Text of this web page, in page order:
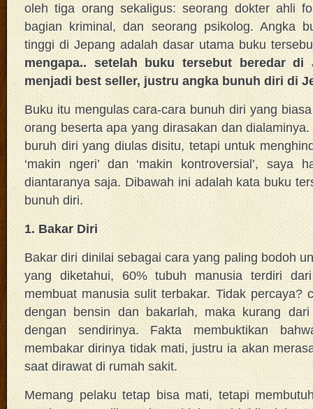
oleh tiga orang sekaligus: seorang dokter ahli
bagian kriminal, dan seorang psikolog. Angka
tinggi di Jepang adalah dasar utama buku
mengapa.. setelah buku tersebut beredar di
menjadi best seller, justru angka bunuh diri di
Buku itu mengulas cara-cara bunuh diri yang
orang beserta apa yang dirasakan dan dialaminya.
buruh diri yang diulas disitu, tetapi untuk
‘makin ngeri’ dan ‘makin kontroversial’, saya
diantaranya saja. Dibawah ini adalah kata buku
bunuh diri.
1. Bakar Diri
Bakar diri dinilai sebagai cara yang paling bodoh
yang diketahui, 60% tubuh manusia terdiri
membuat manusia sulit terbakar. Tidak percaya?
dengan bensin dan bakarlah, maka kurang
dengan sendirinya. Fakta membuktikan
membakar dirinya tidak mati, justru ia akan
saat dirawat di rumah sakit.
Memang pelaku tetap bisa mati, tetapi